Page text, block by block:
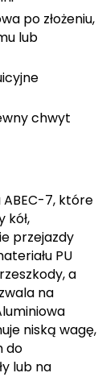
po złożeniu,
lub
chwyt
ABEC-7, które
kół,
przejazdy
PU
a
na
niską wagę,
do
lub na